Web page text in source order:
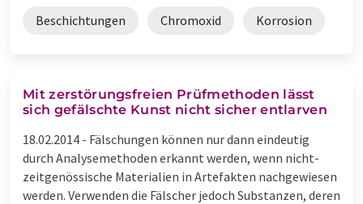
Beschichtungen Chromoxid Korrosion
Mit zerstörungsfreien Prüfmethoden lässt
sich gefälschte Kunst nicht sicher entlarven
18.02.2014 - Fälschungen können nur dann eindeutig
durch Analysemethoden erkannt werden, wenn nicht-
zeitgenössische Materialien in Artefakten nachgewiesen
werden. Verwenden die Fälscher jedoch Substanzen, deren